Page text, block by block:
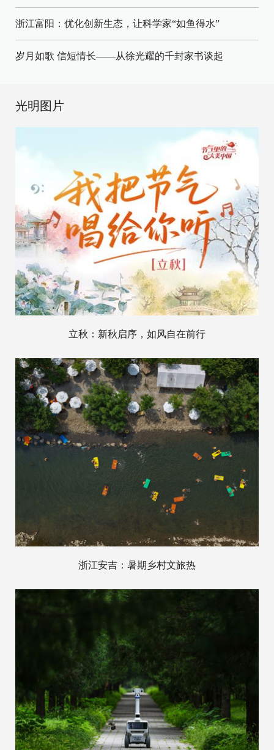
浙江富阳：优化创新生态，让科学家“如鱼得水”
岁月如歌 信短情长——从徐光耀的千封家书谈起
光明图片
立秋：新秋启序，如风自在前行
浙江安吉：暑期乡村文旅热